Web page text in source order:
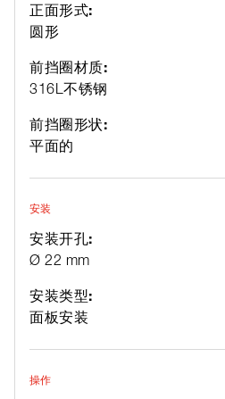
正面形式:
圆形
前挡圈材质:
316L不锈钢
前挡圈形状:
平面的
安装
安装开孔:
Ø 22 mm
安装类型:
面板安装
操作